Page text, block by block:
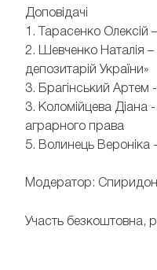
Доповідачі
1. Тарасенко Олексій
2. Шевченко Наталія –
депозитарій України»
3. Брагінський Артем
3. Коломійцева Діана
аграрного права
5. Волинець Вероніка
Модератор:
Участь безкоштовна,